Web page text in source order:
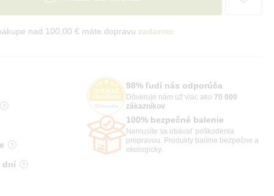
nad 100,00 € máte dopravu zadarmo
dní
98% ľudí nás odporúča
Dôveruje nám už viac ako 70 000
zákazníkov
100% bezpečné balenie
Nemusíte sa obávať poškodenia
prepravou. Produkty balíme bezpečne a
ekologicky.